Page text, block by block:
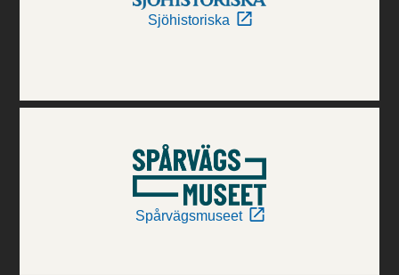
Sjöhistoriska
Spårvägsmuseet